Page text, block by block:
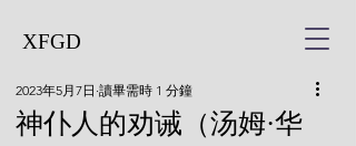
XFGD
神仆人的劝诫（汤姆·华
2023年5月7日 讀畢需時 1 分鐘